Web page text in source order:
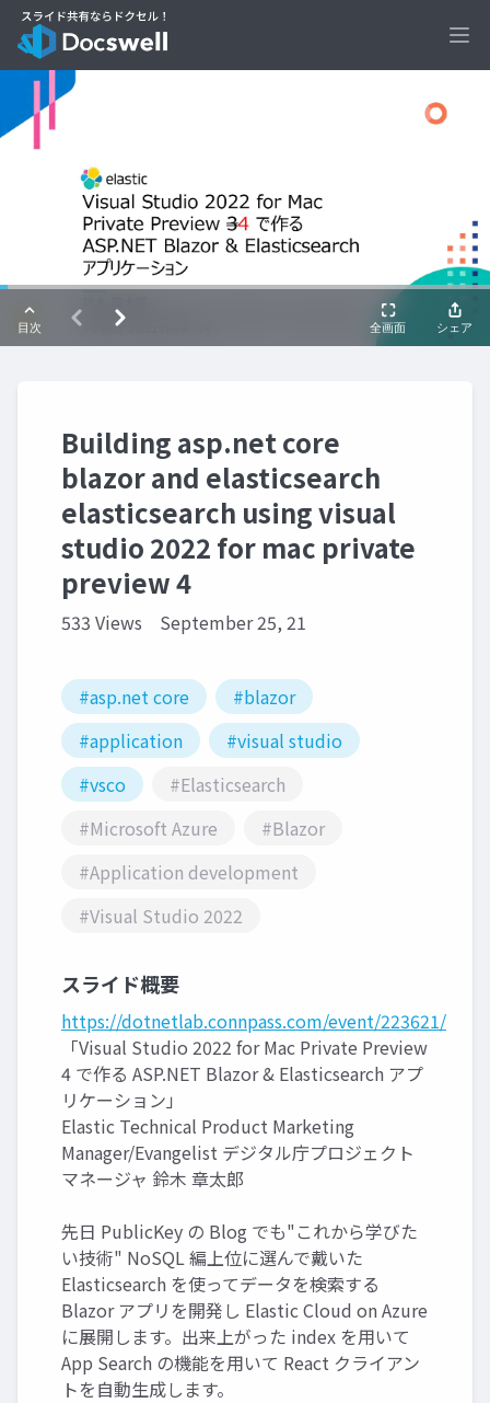
Building asp.net core
blazor and elasticsearch
elasticsearch using visual
studio 2022 for mac private
preview 4
533 Views September 25, 21
#asp.net core
#blazor
#application
#visual studio
#vsco
#Elasticsearch
#Microsoft Azure
#Blazor
#Application development
#Visual Studio 2022
スライド概要
https://dotnetlab.connpass.com/event/223621/
「Visual Studio 2022 for Mac Private Preview
4 で作る ASP.NET Blazor & Elasticsearch アプ
リケーション」
Elastic Technical Product Marketing
Manager/Evangelist デジタル庁プロジェクト
マネージャ 鈴木 章太郎
先日 PublicKey の Blog でも"これから学びた
い技術" NoSQL 編上位に選んで戴いた
Elasticsearch を使ってデータを検索する
Blazor アプリを開発し Elastic Cloud on Azure
に展開します。出来上がった index を用いて
App Search の機能を用いて React クライアン
トを自動生成します。